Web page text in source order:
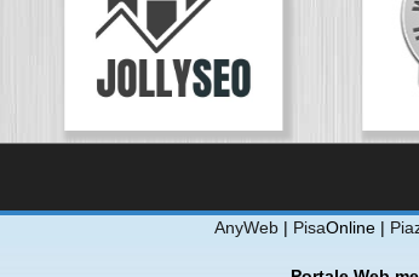
AnyWeb | PisaOnline |